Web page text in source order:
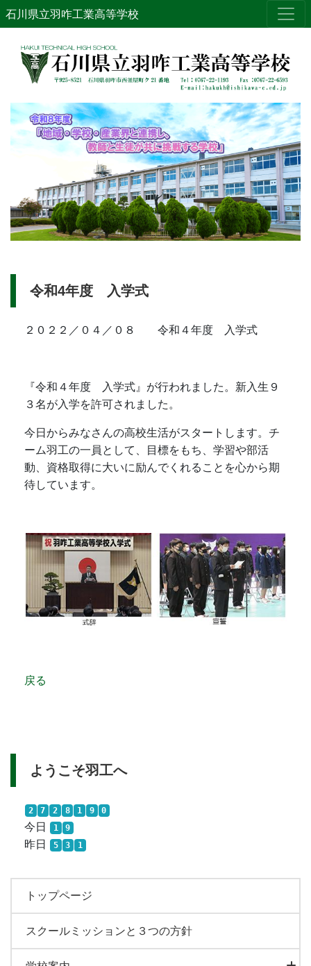
石川県立羽咋工業高等学校
ようこそ羽工へ
2 7 2 8 1 9 0
今日 1 9
昨日 5 3 1
トップページ
スクールミッションと３つの方針
令和4年度 入学式
２０２２／０４／０８ 令和４年度 入学式
『令和４年度 入学式』が行われました。新入生９
３名が入学を許可されました。
今日からみなさんの高校生活がスタートします。チ
ーム羽工の一員として、目標をもち、学習や部活
動、資格取得に大いに励んでくれることを心から期
待しています。
戻る